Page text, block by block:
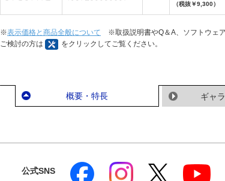
（税抜￥9,300）
※表示価格と商品全般について ※取扱説明書やQ＆A、ソフトウェ
ご検討の方は
をクリックしてご覧ください。
概要・特長 ギャ
公式SNS